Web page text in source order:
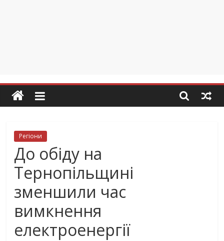
Регіони
До обіду на
Тернопільщині
зменшили час
вимкнення
електроенергії